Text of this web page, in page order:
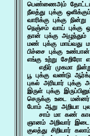
பெண்ணைஅம் தோட்டம்
நீலத்து புக்கு
வாரிக்கு புக்கு
நெஞ்சம் வாய்
தான் புக்கு
மண் புக்கு மாய்வது
பிச்சை புக்கு உண்பான்
எங்கு உற்று சேறிரோ
எதிர் முகமா
பூ புக்கு வண்டு
புகல் அரியார்
இருள் புக்கு
செருக்கு உடை
போம் ஆறு அறியா
சாம் மா கண்
ஞானம் அறிவார் இடை
குலத்து சிறியார்